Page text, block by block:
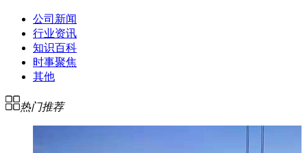
公司新闻
行业资讯
知识百科
时事聚焦
其他
热门推荐